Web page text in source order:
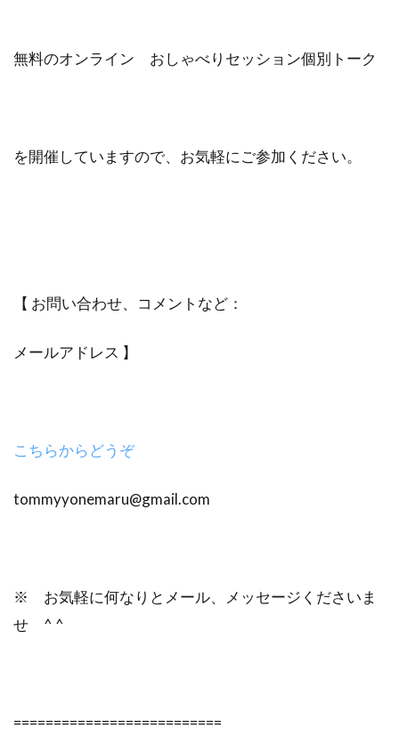
無料のオンライン おしゃべりセッション個別トーク
を開催していますので、お気軽にご参加ください。
【 お問い合わせ、コメントなど：
メールアドレス 】
こちらからどうぞ
tommyyonemaru@gmail.com
※ お気軽に何なりとメール、メッセージくださいま
せ ^ ^
==========================